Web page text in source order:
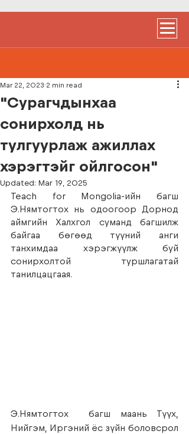
"Сурагчдынхаа
сонирхолд нь
тулгуурлаж ажиллах
хэрэгтэйг ойлгосон"
Mar 22, 2023 2 min read
Updated: Mar 19, 2025
Teach for Mongolia-ийн багш
Э.Нямтогтох нь одоогоор Дорнод
аймгийн Халхгол суманд багшилж
байгаа бөгөөд түүний анги
танхимдаа хэрэгжүүлж буй
сонирхолтой туршлагатай
танилцацгаая.
Э.Нямтогтох  багш маань Түүх,
Нийгэм, Иргэний ёс зүйн боловсрол